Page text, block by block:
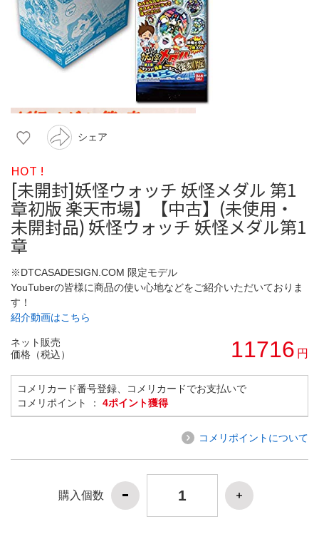
シェア
HOT !
[未開封]妖怪ウォッチ 妖怪メダル 第1
章初版 楽天市場】【中古】(未使用・
未開封品) 妖怪ウォッチ 妖怪メダル第1
章
※DTCASADESIGN.COM 限定モデル
YouTuberの皆様に商品の使い心地などをご紹介いただいておりま
す！
紹介動画はこちら
ネット販売
価格（税込）
11716 円
コメリカード番号登録、コメリカードでお支払いで
コメリポイント ： 4ポイント獲得
コメリポイントについて
購入個数